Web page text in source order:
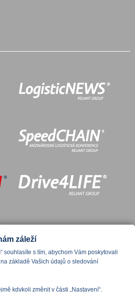
záleží
souhlasíte s tím, abychom Vám poskytovali
základě Vašich údajů o sledování
kdykoli změnit v části „Nastavení“.